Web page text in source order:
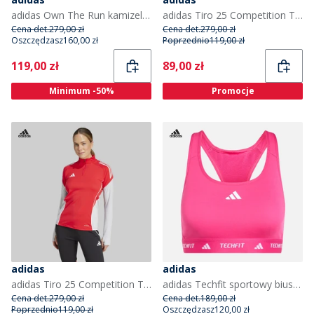
adidas Own The Run kamizelka do biegania dla niej kolor Czarny
Cena det.279,00 zł
Oszczędzasz160,00 zł
Current
119,00 zł
Minimum -50%
adidas Tiro 25 Competition Training Top dla niej kolor Light Purple
Cena det.279,00 zł
Poprzednio119,00 zł
Current
89,00 zł
Promocje
adidas
adidas Tiro 25 Competition Training Top dla niej kolor Pure Ruby
Cena det.279,00 zł
Poprzednio119,00 zł
adidas
adidas Techfit sportowy biustonosz o średnim wsparciu dla niej kolor Real Magenta
Cena det.189,00 zł
Oszczędzasz120,00 zł